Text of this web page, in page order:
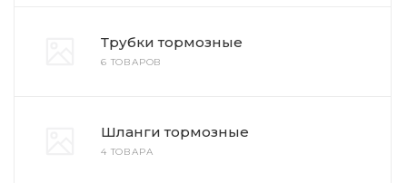
Трубки тормозные
6 ТОВАРОВ
Шланги тормозные
4 ТОВАРА